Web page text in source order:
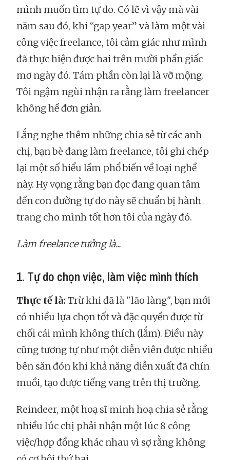
mình muốn tìm tự do. Có lẽ vì vậy mà vài
năm sau đó, khi “gap year” và làm một vài
công việc freelance, tôi cảm giác như mình
đã thực hiện được hai trên mười phần giấc
mơ ngày đó. Tám phần còn lại là vỡ mộng.
Tôi ngậm ngùi nhận ra rằng làm freelancer
không hề đơn giản.
Lắng nghe thêm những chia sẻ từ các anh
chị, bạn bè đang làm freelance, tôi ghi chép
lại một số hiểu lầm phổ biến về loại nghề
này. Hy vọng rằng bạn đọc đang quan tâm
đến con đường tự do này sẽ chuẩn bị hành
trang cho mình tốt hơn tôi của ngày đó.
Làm freelance tưởng là...
1. Tự do chọn việc, làm việc mình thích
Thực tế là: Trừ khi đã là "lão làng", bạn mới
có nhiều lựa chọn tốt và đặc quyền được từ
chối cái mình không thích (lắm). Điều này
cũng tương tự như một diễn viên được nhiều
bên săn đón khi khả năng diễn xuất đã chín
muồi, tạo được tiếng vang trên thị trường.
Reindeer, một hoạ sĩ minh hoạ chia sẻ rằng
nhiều lúc chị phải nhận một lúc 8 công
việc/hợp đồng khác nhau vì sợ rằng không